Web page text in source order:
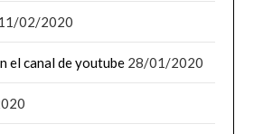
02/2020
el canal de youtube 28/01/2020